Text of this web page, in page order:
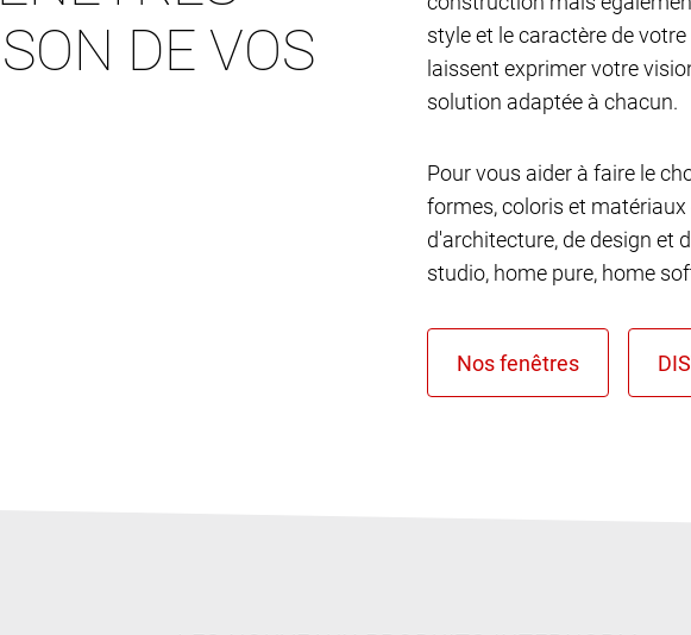
DE VOS
style et le caractère de
laissent exprimer votre
solution adaptée à chacun.
Pour vous aider à faire le
formes, coloris et
d'architecture, de design et
studio, home pure, home